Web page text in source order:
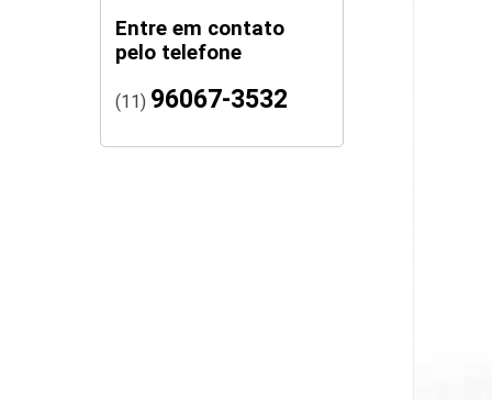
Entre em contato
pelo telefone
(11) 96067-3532